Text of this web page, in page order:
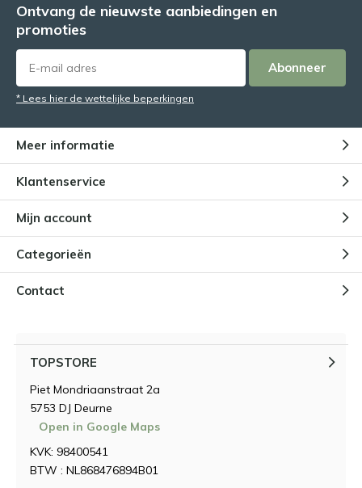
Ontvang de nieuwste aanbiedingen en
promoties
Abonneer
* Lees hier de wettelijke beperkingen
Meer informatie
Klantenservice
Mijn account
Categorieën
Contact
TOPSTORE
Piet Mondriaanstraat 2a
5753 DJ Deurne
Open in Google Maps
KVK: 98400541
BTW : NL868476894B01